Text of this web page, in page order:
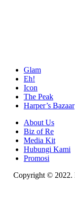
Glam
Eh!
Icon
The Peak
Harper’s Bazaar
About Us
Biz of Re
Media Kit
Hubungi Kami
Promosi
Copyright © 2022.